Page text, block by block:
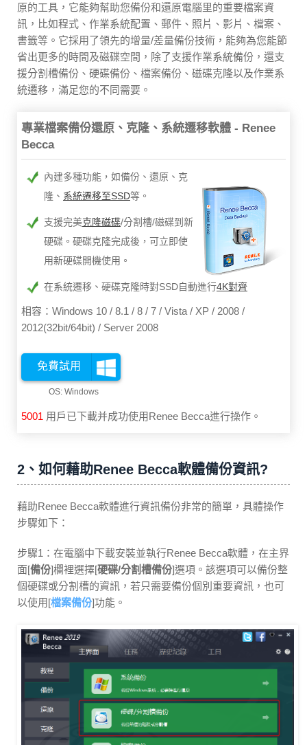
原的工具，它能夠幫助您備份和還原電腦里的重要檔案資
訊，比如程式、作業系統配置、郵件、照片、影片、檔案、
書籤等。它採用了領先的增量/差量備份技術，能夠為您能節
省出更多的時間及磁碟空間，除了支援作業系統備份，還支
援分割槽備份、硬碟備份、檔案備份、磁碟克隆以及作業系
統遷移，滿足您的不同需要。
專業檔案備份還原、克隆、系統遷移軟體 - Renee
Becca
內建多種功能，如備份、還原、克
隆、 系統遷移至SSD等。
支援完美克隆磁碟/分割槽/磁碟到新
硬碟。硬碟克隆完成後，可立即使
用新硬碟開機使用。
在系統遷移、硬碟克隆時對SSD自動進行4K對齊
相容：Windows 10 / 8.1 / 8 / 7 / Vista / XP / 2008 /
2012(32bit/64bit) / Server 2008
免費試用
5001 用戶已下載并成功使用Renee Becca進行操作。
2、如何藉助Renee Becca軟體備份資訊?
藉助Renee Becca軟體進行資訊備份非常的簡單，具體操作
步驟如下：
步驟1：在電腦中下載安裝並執行Renee Becca軟體，在主界
面[備份]欄裡選擇[硬碟/分割槽備份]選項。該選項可以備份整
個硬碟或分割槽的資訊，若只需要備份個別重要資訊，也可
以使用[檔案備份]功能。